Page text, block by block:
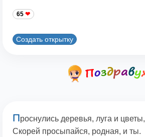
65
Создать открытку
Проснулись деревья, луга и цветы,
Скорей просыпайся, родная, и ты.